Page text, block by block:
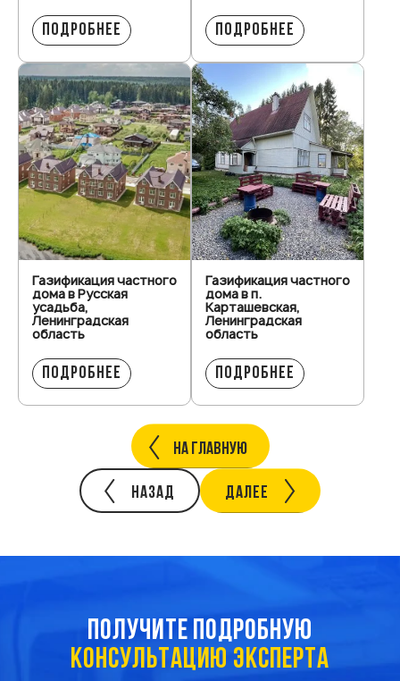
ПОДРОБНЕЕ ПОДРОБНЕЕ
Газификация частного
дома в Русская
усадьба,
Ленинградская
область
ПОДРОБНЕЕ
Газификация частного
дома в п.
Карташевская,
Ленинградская
область
ПОДРОБНЕЕ
НА ГЛАВНУЮ
НАЗАД ДАЛЕЕ
ПОЛУЧИТЕ ПОДРОБНУЮ
КОНСУЛЬТАЦИЮ ЭКСПЕРТА